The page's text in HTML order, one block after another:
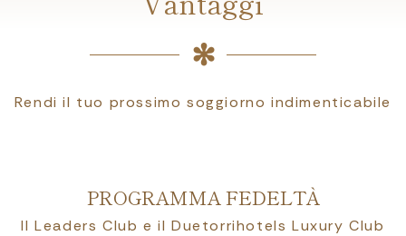
Rendi il tuo prossimo soggiorno indimenticabile
PROGRAMMA FEDELTÀ
Il Leaders Club e il Duetorrihotels Luxury Club